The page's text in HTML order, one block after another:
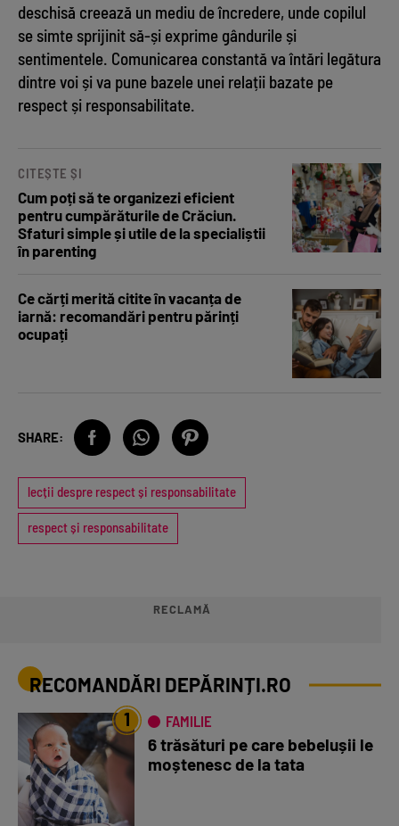
deschisă creează un mediu de încredere, unde copilul
se simte sprijinit să-și exprime gândurile și
sentimentele. Comunicarea constantă va întări legătura
dintre voi și va pune bazele unei relații bazate pe
respect și responsabilitate.
CITEȘTE ȘI
Cum poți să te organizezi eficient
pentru cumpărăturile de Crăciun.
Sfaturi simple și utile de la specialiștii
în parenting
Ce cărți merită citite în vacanța de
iarnă: recomandări pentru părinți
ocupați
SHARE:
lecții despre respect și responsabilitate
respect și responsabilitate
RECLAMĂ
RECOMANDĂRI DEPĂRINȚI.RO
1 FAMILIE
6 trăsături pe care bebelușii le
moștenesc de la tata